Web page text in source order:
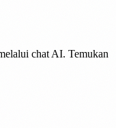
chat AI. Temukan